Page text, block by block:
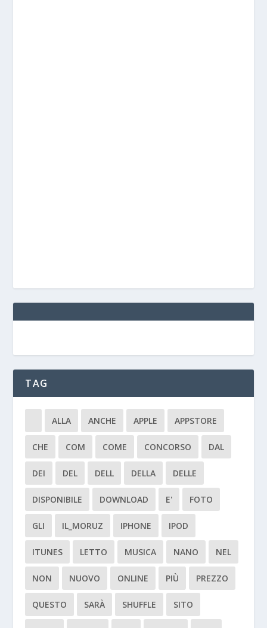
TAG
ALLA ANCHE APPLE APPSTORE
CHE COM COME CONCORSO DAL
DEI DEL DELL DELLA DELLE
DISPONIBILE DOWNLOAD E' FOTO
GLI IL_MORUZ IPHONE IPOD
ITUNES LETTO MUSICA NANO NEL
NON NUOVO ONLINE PIÙ PREZZO
QUESTO SARÀ SHUFFLE SITO